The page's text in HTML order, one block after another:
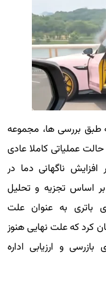
طبق بررسی ها، مجموعه
عملیاتی کاملا عادی
ناگهانی دما در
اساس تجزیه و تحلیل
باتری به عنوان علت
که علت نهایی هنوز
و ارزیابی اداره